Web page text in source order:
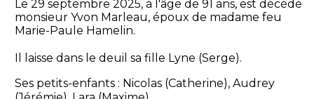
Le 29 septembre 2025, à l'âge de 91 ans, est décédé
monsieur Yvon Marleau, époux de madame feu
Marie-Paule Hamelin.
Il laisse dans le deuil sa fille Lyne (Serge).
Ses petits-enfants : Nicolas (Catherine), Audrey